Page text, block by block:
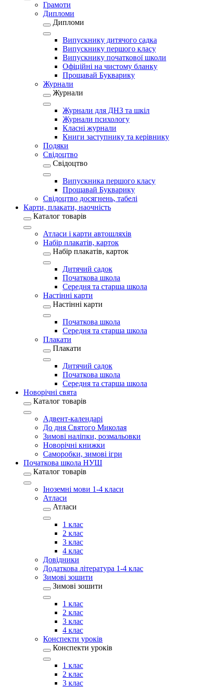
Грамоти
Дипломи
Дипломи
Випускнику дитячого садка
Випускнику першого класу
Випускнику початкової школи
Офіційні на чистому бланку
Прощавай Букварику
Журнали
Журнали
Журнали для ДНЗ та шкіл
Журнали психологу
Класні журнали
Книги заступнику та керівнику
Подяки
Свідоцтво
Свідоцтво
Випускника першого класу
Прощавай Букварику
Свідоцтво досягнень, табелі
Карти, плакати, наочність
Каталог товарів
Атласи і карти автошляхів
Набір плакатів, карток
Набір плакатів, карток
Дитячий садок
Початкова школа
Середня та старша школа
Настінні карти
Настінні карти
Початкова школа
Середня та старша школа
Плакати
Плакати
Дитячий садок
Початкова школа
Середня та старша школа
Новорічні свята
Каталог товарів
Адвент-календарі
До дня Святого Миколая
Зимові наліпки, розмальовки
Новорічні книжки
Саморобки, зимові ігри
Початкова школа НУШ
Каталог товарів
Іноземні мови 1-4 класи
Атласи
Атласи
1 клас
2 клас
3 клас
4 клас
Довідники
Додаткова література 1-4 клас
Зимові зошити
Зимові зошити
1 клас
2 клас
3 клас
4 клас
Конспекти уроків
Конспекти уроків
1 клас
2 клас
3 клас